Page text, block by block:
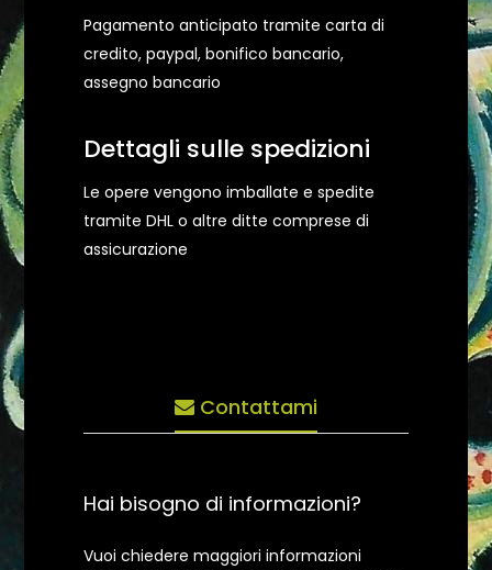
Pagamento anticipato tramite carta di
credito, paypal, bonifico bancario,
assegno bancario
Dettagli sulle spedizioni
Le opere vengono imballate e spedite
tramite DHL o altre ditte comprese di
assicurazione
Contattami
Hai bisogno di informazioni?
Vuoi chiedere maggiori informazioni